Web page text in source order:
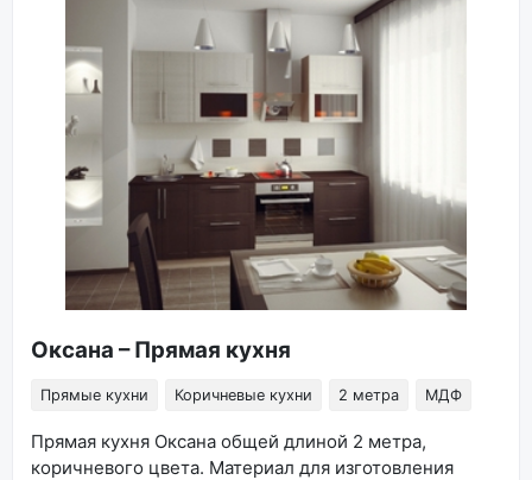
Оксана – Прямая кухня
Прямые кухни Коричневые кухни 2 метра МДФ
Прямая кухня Оксана общей длиной 2 метра,
коричневого цвета. Материал для изготовления